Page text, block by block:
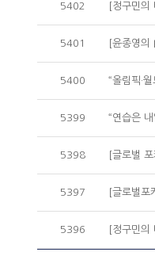
5402 [정구민의
5401 [윤종영의
5400 “올림픽·
5399 “연습은
5398 [글로벌
5397 [글로벌포
5396 [정구민의